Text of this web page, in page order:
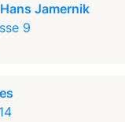
Jamernik
9